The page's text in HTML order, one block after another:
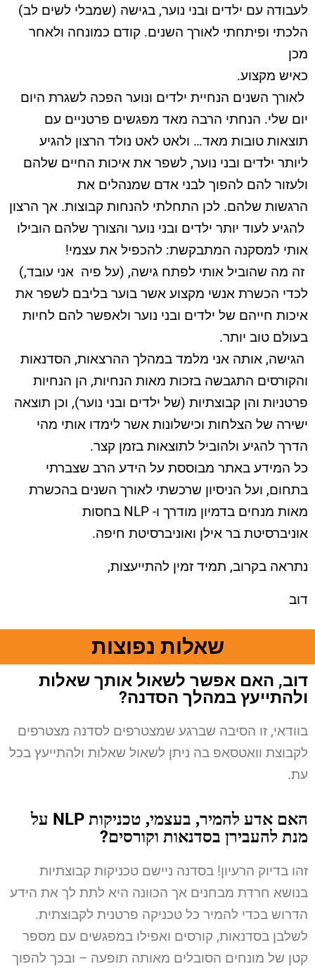
לעבודה עם ילדים ובני נוער, בגישה (שמבלי לשים לב)
הלכתי ופיתחתי לאורך השנים. קודם כמונחה ולאחר
מכן
כאיש מקצוע.
לאורך השנים הנחיית ילדים ונוער הפכה לשגרת היום
יום שלי. הנחתי הרבה מאד מפגשים פרטניים עם
תוצאות טובות מאד… ולאט לאט נולד הרצון להגיע
ליותר ילדים ובני נוער, לשפר את איכות החיים שלהם
ולעזור להם להפוך לבני אדם שמנהלים את
הרגשות שלהם. לכן התחלתי להנחות קבוצות. אך הרצון
להגיע לעוד יותר ילדים ובני נוער והצורך שלהם הובילו
אותי למסקנה המתבקשת: להכפיל את עצמי!
זה מה שהוביל אותי לפתח גישה, (על פיה אני עובד,)
לכדי הכשרת אנשי מקצוע אשר בוער בליבם לשפר את
איכות חייהם של ילדים ובני נוער ולאפשר להם לחיות
בעולם טוב יותר.
הגישה, אותה אני מלמד במהלך ההרצאות, הסדנאות
והקורסים התגבשה בזכות מאות הנחיות, הן הנחיות
פרטניות והן קבוצתיות (של ילדים ובני נוער), וכן תוצאה
ישירה של הצלחות וכישלונות אשר לימדו אותי מהי
הדרך להגיע ולהוביל לתוצאות בזמן קצר.
כל המידע באתר מבוססת על הידע הרב שצברתי
בתחום, ועל הניסיון שרכשתי לאורך השנים בהכשרת
מאות מנחים בדמיון מודרך ו- NLP
בחסות
אוניברסיטת בר אילן ואוניברסיטת חיפה.
נתראה בקרוב, תמיד זמין להתייעצות,
דוב
שאלות נפוצות
דוב, האם אפשר לשאול אותך שאלות
ולהתייעץ במהלך הסדנה?
בוודאי, זו הסיבה שברגע שמצטרפים לסדנה מצטרפים
לקבוצת וואטסאפ בה ניתן לשאול שאלות ולהתייעץ בכל
עת.
האם אדע להמיר, בעצמי, טכניקות NLP על
מנת להעבירן בסדנאות וקורסים?
זהו בדיוק הרעיון! בסדנה ניישם טכניקות קבוצתיות
בנושא חרדת מבחנים אך הכוונה היא לתת לך את הידע
הדרוש בכדי להמיר כל טכניקה פרטנית לקבוצתית.
לשלבן בסדנאות, קורסים ואפילו במפגשים עם מספר
קטן של מונחים הסובלים מאותה תופעה – ובכך להפוך